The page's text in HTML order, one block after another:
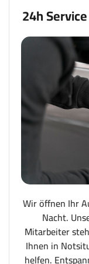
24h
Wir öffnen Ihr
Nacht.
Mitarbeiter
Ihnen in
helfen.